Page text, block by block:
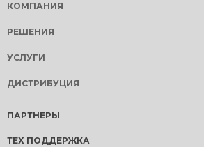
КОМПАНИЯ
РЕШЕНИЯ
УСЛУГИ
ДИСТРИБУЦИЯ
ПАРТНЕРЫ
ТЕХ ПОДДЕРЖКА